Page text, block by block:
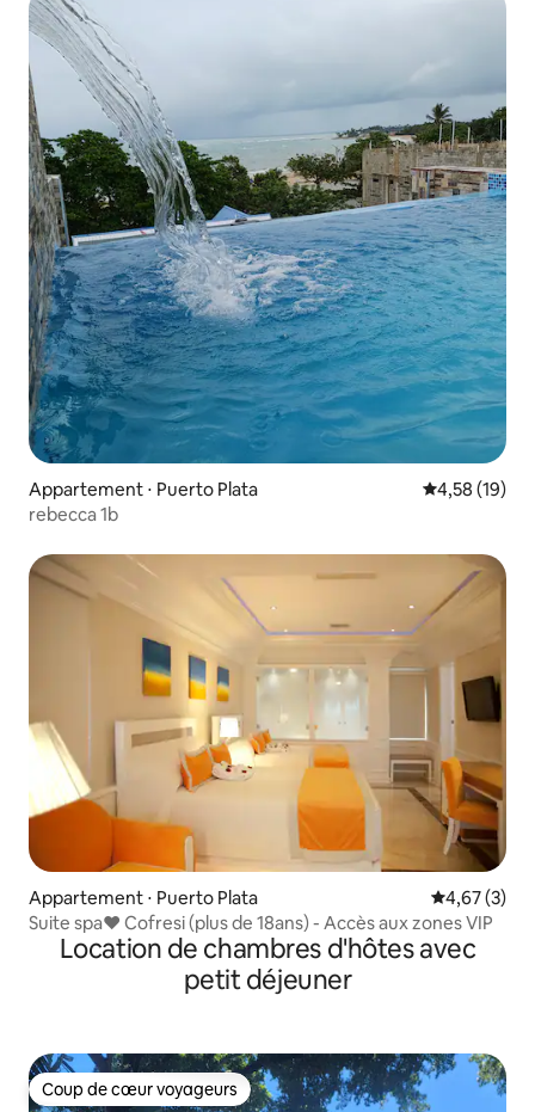
Appartement ⋅ Puerto Plata Évaluation
4,58 (19)
rebecca 1b
Appartement ⋅ Puerto Plata Évaluation
4,67 (3)
Suite spa❤️ Cofresi (plus de 18ans) - Accès aux zones VIP
Location de chambres d'hôtes avec
petit déjeuner
Coup de cœur voyageurs
Coup de cœur voyageurs